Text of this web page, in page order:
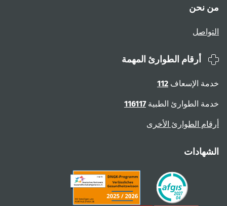
من نحن
التواصل
أرقام الطوارئ المهمة
خدمة الإسعاف 112
خدمة الطوارئ الطبية116117
أرقام الطوارئ الأخرى
الشهادات